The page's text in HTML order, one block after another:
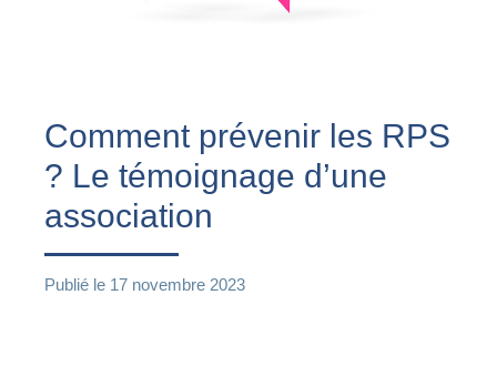
Comment prévenir les RPS
? Le témoignage d’une
association
Publié le 17 novembre 2023